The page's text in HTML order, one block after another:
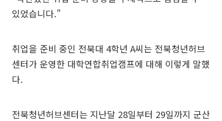
있었습니다.”
취업을 준비 중인 전북대 4학년 A씨는 전북청년허브
센터가 운영한 대학연합취업캠프에 대해 이렇게 말했
다.
전북청년허브센터는 지난달 28일부터 29일까지 군산